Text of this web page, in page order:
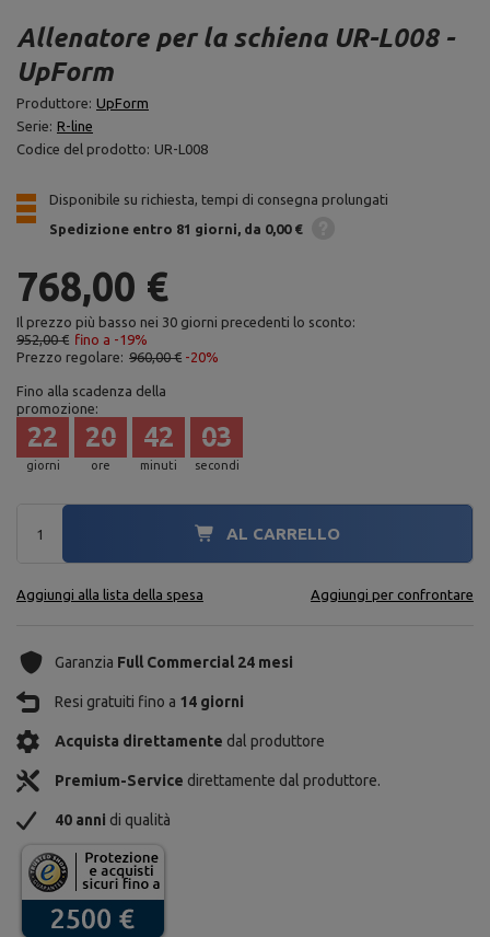
Allenatore per la schiena UR-L008 -
UpForm
Produttore: UpForm
Serie: R-line
Codice del prodotto: UR-L008
Disponibile su richiesta, tempi di consegna prolungati
Spedizione entro 81 giorni da 0,00 €
768,00 €
Il prezzo più basso nei 30 giorni precedenti lo sconto:
952,00 € fino a -19%
Prezzo regolare: 960,00 € -20%
Fino alla scadenza della
promozione:
giorni
22
ore
20
minuti
42
secondi
02
AL CARRELLO
Aggiungi alla lista della spesa Aggiungi per confrontare
Garanzia Full Commercial 24 mesi
Resi gratuiti fino a 14 giorni
Acquista direttamente dal produttore
Premium-Service direttamente dal produttore.
40 anni di qualità